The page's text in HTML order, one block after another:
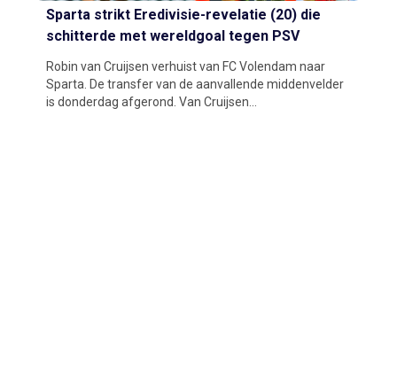
Sparta strikt Eredivisie-revelatie (20) die
schitterde met wereldgoal tegen PSV
Robin van Cruijsen verhuist van FC Volendam naar
Sparta. De transfer van de aanvallende middenvelder
is donderdag afgerond. Van Cruijsen...